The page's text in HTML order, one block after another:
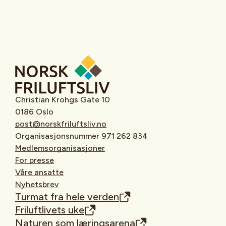
Christian Krohgs Gate 10
0186 Oslo
post@norskfriluftsliv.no
Organisasjonsnummer 971 262 834
Medlemsorganisasjoner
For presse
Våre ansatte
Nyhetsbrev
Turmat fra hele verden
Friluftlivets uke
Naturen som læringsarena